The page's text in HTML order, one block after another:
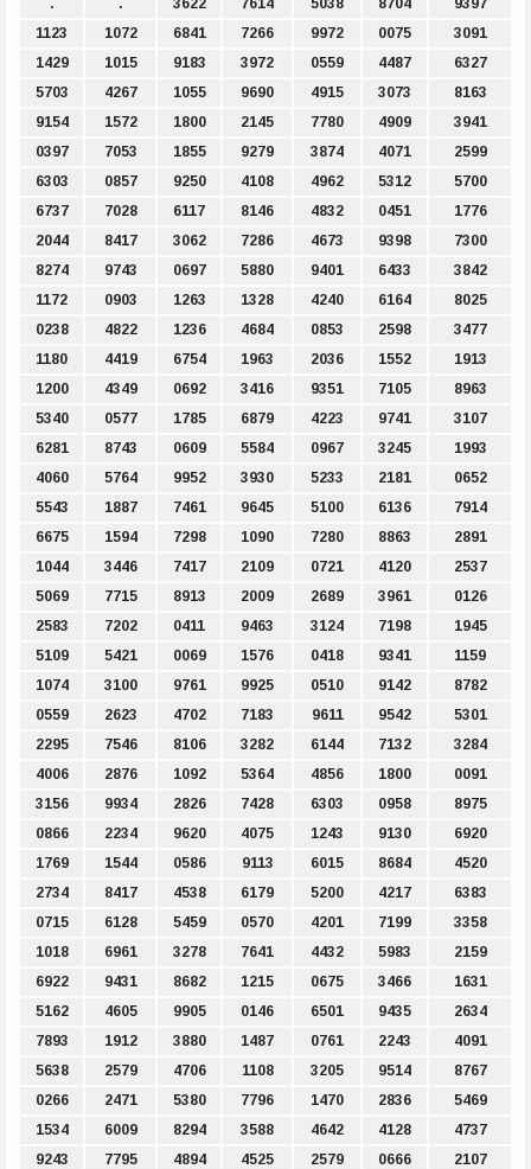
1123
1072 6841 7266 9972 0075
3091
1429
1015 9183 3972 0559 4487
6327
5703
4267 1055 9690 4915 3073
8163
9154
1572 1800 2145 7780 4909
3941
0397
7053 1855 9279 3874 4071
2599
6303
0857 9250 4108 4962 5312
5700
6737
7028 6117 8146 4832 0451
1776
2044
8417 3062 7286 4673 9398
7300
8274
9743 0697 5880 9401 6433
3842
1172
0903 1263 1328 4240 6164
8025
0238
4822 1236 4684 0853 2598
3477
1180
4419 6754 1963 2036 1552
1913
1200
4349 0692 3416 9351 7105
8963
5340
0577 1785 6879 4223 9741
3107
6281
8743 0609 5584 0967 3245
1993
4060
5764 9952 3930 5233 2181
0652
5543
1887 7461 9645 5100 6136
7914
6675
1594 7298 1090 7280 8863
2891
1044
3446 7417 2109 0721 4120
2537
5069
7715 8913 2009 2689 3961
0126
2583
7202 0411 9463 3124 7198
1945
5109
5421 0069 1576 0418 9341
1159
1074
3100 9761 9925 0510 9142
8782
0559
2623 4702 7183 9611 9542
5301
2295
7546 8106 3282 6144 7132
3284
4006
2876 1092 5364 4856 1800
0091
3156
9934 2826 7428 6303 0958
8975
0866
2234 9620 4075 1243 9130
6920
1769
1544 0586 9113 6015 8684
4520
2734
8417 4538 6179 5200 4217
6383
0715
6128 5459 0570 4201 7199
3358
1018
6961 3278 7641 4432 5983
2159
6922
9431 8682 1215 0675 3466
1631
5162
4605 9905 0146 6501 9435
2634
7893
1912 3880 1487 0761 2243
4091
5638
2579 4706 1108 3205 9514
8767
0266
2471 5380 7796 1470 2836
5469
1534
6009 8294 3588 4642 4128
4737
9243
7795 4894 4525 2579 0666
2107